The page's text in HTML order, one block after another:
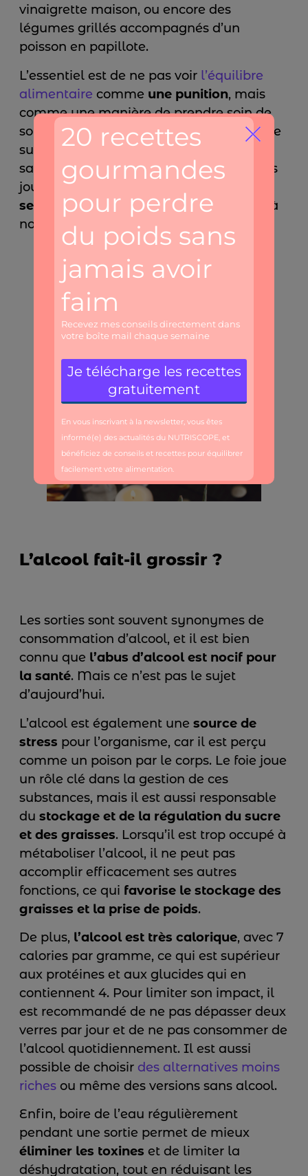
vinaigrette maison, ou encore des
légumes grillés accompagnés d’un
poisson en papillote.
L’essentiel est de ne pas voir l’équilibre
alimentaire comme une punition, mais
comme une manière de prendre soin de
soi sans frustration. Il est important de ne
surtout pas chercher à compenser en
sautant un repas ou en jeûnant plusieurs
jours, car cela ne ferait qu’
sensation de faimet favoriser les excès à
nouveau.
L’alcool fait-il grossir ?
Les sorties sont souvent synonymes de
consommation d’alcool, et il est bien
connu que l’abus d’alcool est nocif pour
la santé. Mais ce n’est pas le sujet
d’aujourd’hui.
L’alcool est également une source de
stress pour l’organisme, car il est perçu
comme un poison par le corps. Le foie joue
un rôle clé dans la gestion de ces
substances, mais il est aussi responsable
du stockage et de la régulation du sucre
et des graisses. Lorsqu’il est trop occupé à
métaboliser l’alcool, il ne peut pas
accomplir efficacement ses autres
fonctions, ce qui favorise le stockage des
graisses et la prise de poids.
De plus, l’alcool est très calorique, avec 7
calories par gramme, ce qui est supérieur
aux protéines et aux glucides qui en
contiennent 4. Pour limiter son impact, il
est recommandé de ne pas dépasser deux
verres par jour et de ne pas consommer de
l’alcool quotidiennement. Il est aussi
possible de choisir des alternatives moins
riches ou même des versions sans alcool.
Enfin, boire de l’eau régulièrement
pendant une sortie permet de mieux
éliminer les toxines et de limiter la
déshydratation, tout en réduisant les